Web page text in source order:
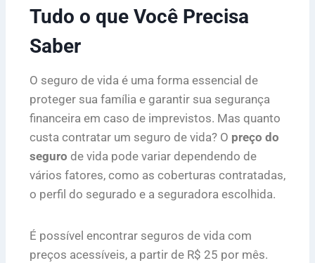
Tudo o que Você Precisa
Saber
O seguro de vida é uma forma essencial de
proteger sua família e garantir sua segurança
financeira em caso de imprevistos. Mas quanto
custa contratar um seguro de vida? O preço do
seguro de vida pode variar dependendo de
vários fatores, como as coberturas contratadas,
o perfil do segurado e a seguradora escolhida.
É possível encontrar seguros de vida com
preços acessíveis, a partir de R$ 25 por mês.